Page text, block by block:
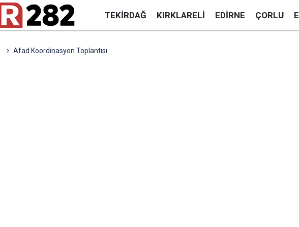
TEKIRDAĞ KIRKLARELI EDIRNE ÇORLU
Afad Koordinasyon Toplantısı